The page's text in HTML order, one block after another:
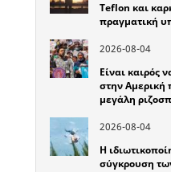
Teflon και
πραγματική
2026-08-04
Είναι καιρός
στην Αμερική
μεγάλη
2026-08-04
Η
σύγκρουση